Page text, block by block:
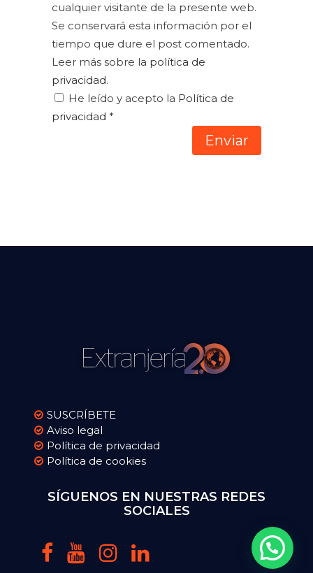
cualquier visitante de la presente web.
Se conservará esta información por el
tiempo que dure el post comentado.
Leer más sobre la política de
privacidad.
He leído y acepto la Política de
privacidad *
SUSCRÍBETE
Aviso legal
Política de privacidad
Política de cookies
SÍGUENOS EN NUESTRAS REDES
SOCIALES